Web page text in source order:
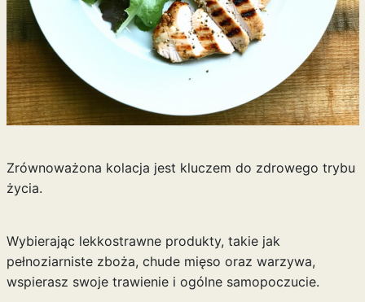
Zrównoważona kolacja jest kluczem do zdrowego trybu
życia.
Wybierając lekkostrawne produkty, takie jak
pełnoziarniste zboża, chude mięso oraz warzywa,
wspierasz swoje trawienie i ogólne samopoczucie.